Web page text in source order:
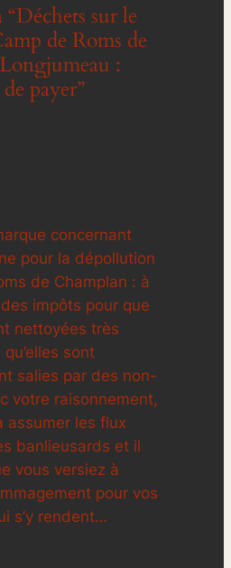
“Déchets sur le
de Roms de
:
de payer”
concernant
pour la dépollution
de Champlan : à
impôts pour que
nettoyées très
sont
salies par des non-
votre raisonnement,
assumer les flux
banlieusards et il
vous versiez à
pour vos
s’y rendent…